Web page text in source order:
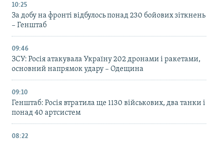
10:25
За добу на фронті відбулось понад 230 бойових зіткнень
– Генштаб
09:46
ЗСУ: Росія атакувала Україну 202 дронами і ракетами,
основний напрямок удару – Одещина
09:10
Генштаб: Росія втратила ще 1130 військових, два танки і
понад 40 артсистем
08:22